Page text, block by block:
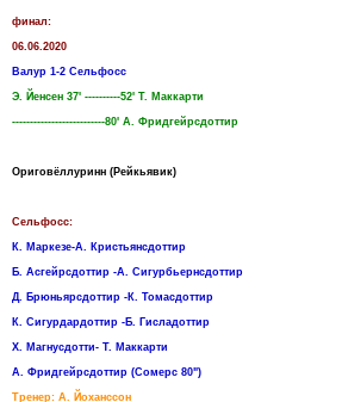
финал:
06.06.2020
Валур 1-2 Сельфосс
Э. Йенсен 37' ----------52' Т. Маккарти
--------------------------80' А. Фридгейрсдоттир
Ориговёллуринн (Рейкьявик)
Сельфосс:
К. Маркезе-А. Кристьянсдоттир
Б. Асгейрсдоттир -А. Сигурбьернсдоттир
Д. Брюньярсдоттир -К. Томасдоттир
К. Сигурдардоттир -Б. Гисладоттир
Х. Магнусдотти- Т. Маккарти
А. Фридгейрсдоттир (Сомерс 80")
Тренер: А. Йоханссон